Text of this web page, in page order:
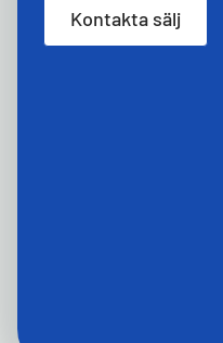
Kontakta sälj